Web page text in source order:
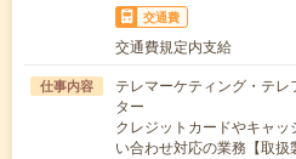
交通費
交通費規定内支給
仕事内容
テレマーケティング・テ
ター
クレジットカードやキャ
い合わせ対応の業務【取